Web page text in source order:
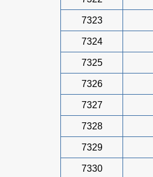
7323
7324
7325
7326
7327
7328
7329
7330